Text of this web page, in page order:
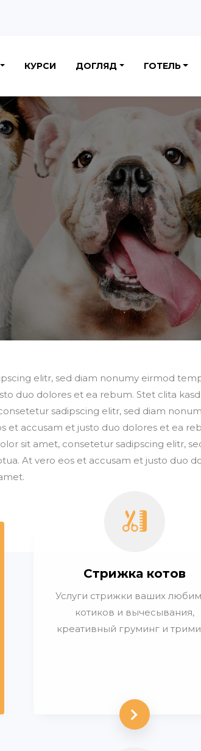
КУРСИ ДОГЛЯД ГОТЕЛЬ
elitr, sed diam nonumy eirmod
duo dolores et ea rebum. Stet clita
sadipscing elitr, sed diam
et accusam et justo duo dolores et ea
sit amet, consetetur sadipscing elitr,
At vero eos et accusam et justo duo
Стрижка котов
Услуги стрижки ваших
котиков и вычесывания,
креативный груминг и